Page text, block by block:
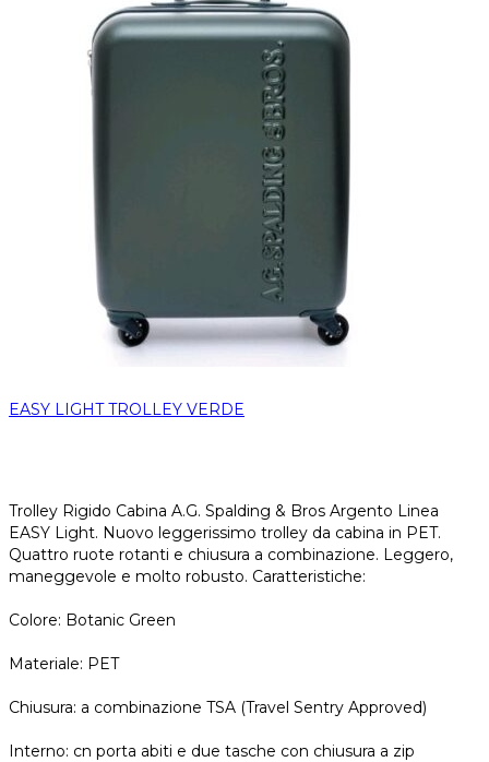
EASY LIGHT TROLLEY VERDE
Trolley Rigido Cabina A.G. Spalding & Bros Argento Linea
EASY Light. Nuovo leggerissimo trolley da cabina in PET.
Quattro ruote rotanti e chiusura a combinazione. Leggero,
maneggevole e molto robusto. Caratteristiche:
Colore: Botanic Green
Materiale: PET
Chiusura: a combinazione TSA (Travel Sentry Approved)
Interno: cn porta abiti e due tasche con chiusura a zip